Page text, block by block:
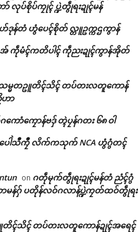
လုပ်စိုပ်ကၠုၚ် ပ္ဍဲတွဵုရးဍုၚ်မန်
ဒုန်တံ ဟွံပေၚ်စိုတ် လ္တူဥက္ကဌကွာန်
အ် ကဵုမံၚ်ကတိပါၚ် ကဵုညးဍုၚ်ကွာန်အိုတ်
မ္မတဥူတိၚ်သိၚ် တပ်တးလတူကောန်
ာ
ောံကၠောန်ဗဒှ် တ္ၚဲပၠန်ဂတး ၆၈ ဝါ
ပေါဲသဳကၠဳ လိက်ကသုက် NCA ဟွံဂွံတၚ်
on ဂတဵုမုက်တွဵုရးဍုၚ်မန်တံ ညံၚ်ဂွံ
န်ဂှ် ပတိုန်လဝ်ဂလာန်ပ္ဍဲကၠတ်ထဝ်တွဵုရး
တိၚ်သိၚ် တပ်တးလတူကောန်ဍုၚ်အရေၚ်